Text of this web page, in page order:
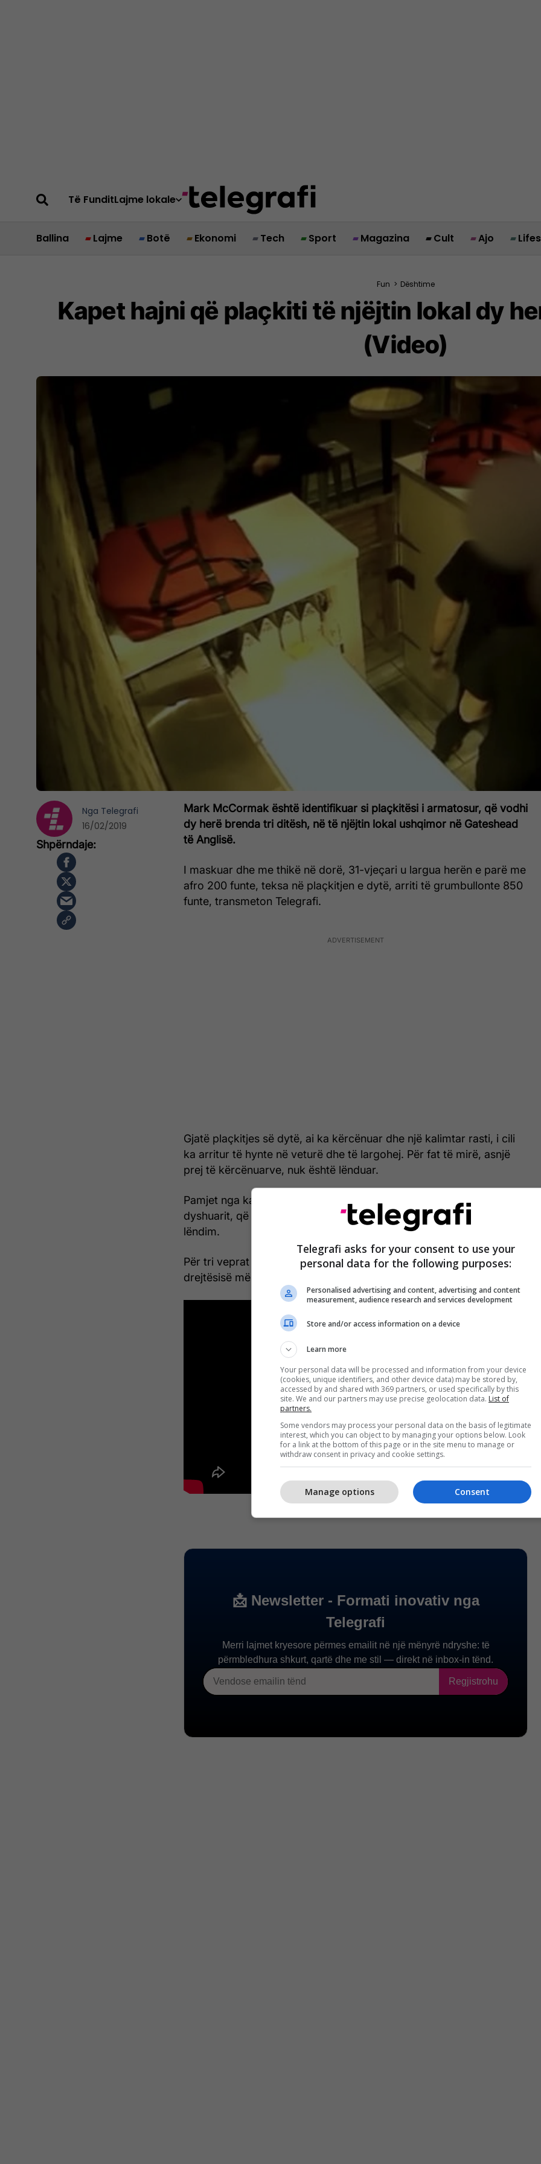
Të FunditLajme lokale
Ballina Lajme Botë Ekonomi Tech Sport Magazina Cult Ajo
Fun > Dështime
Kapet hajni që plaçkiti të njëjtin lokal dy
(Video)
Mark McCormak është identifikuar si plaçkitësi i armatosur, që vodhi
dy herë brenda tri ditësh, në të njëjtin lokal ushqimor në Gateshead
të Anglisë.
I maskuar dhe me thikë në dorë, 31-vjeçari u largua herën e parë me
afro 200 funte, teksa në plaçkitjen e dytë, arriti të grumbullonte 850
funte, transmeton Telegrafi.
Gjatë plaçkitjes së dytë, ai ka kërcënuar dhe një kalimtar rasti, i cili
ka arritur të hynte në veturë dhe të largohej. Për fat të mirë, asnjë
prej të kërcënuarve, nuk është lënduar.
Pamjet nga kamerat e sigurisë, kanë bërë që të behet identifikimi i të
dyshuarit, që kreu plaçkitje të armatosur, por nuk shkaktoi ndonjë
lëndim.
Për tri veprat mbi të cilit ngarkohet, McCormak do të del para
drejtësisë më tetë prill. /Telegrafi/
Nga Telegrafi
16/02/2019
Telegrafi asks for your consent to use your
personal data for the following purposes:
Personalised advertising and content, advertising and content
measurement, audience research and services development
Store and/or access information on a device
Learn more
Your personal data will be processed and information from your device
(cookies, unique identifiers, and other device data) may be stored by,
accessed by and shared with 369 partners, or used specifically by this
site. We and our partners may use precise geolocation data. List of
partners.
Some vendors may process your personal data on the basis of legitimate
interest, which you can object to by managing your options below. Look
for a link at the bottom of this page or in the site menu to manage or
withdraw consent in privacy and cookie settings.
Consent
Manage options